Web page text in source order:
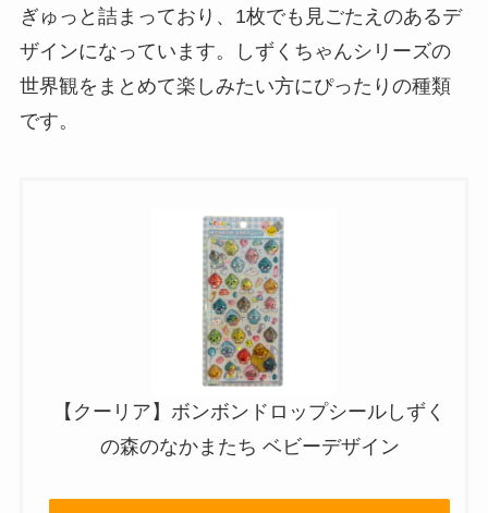
ぎゅっと詰まっており、1枚でも見ごたえのあるデ
ザインになっています。しずくちゃんシリーズの
世界観をまとめて楽しみたい方にぴったりの種類
です。
【クーリア】ボンボンドロップシールしずく
の森のなかまたち ベビーデザイン